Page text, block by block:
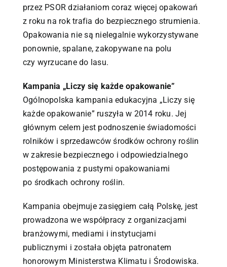
przez PSOR działaniom coraz więcej opakowań
z roku na rok trafia do bezpiecznego strumienia.
Opakowania nie są nielegalnie wykorzystywane
ponownie, spalane, zakopywane na polu
czy wyrzucane do lasu.
Kampania „Liczy się każde opakowanie”
Ogólnopolska kampania edukacyjna „Liczy się
każde opakowanie” ruszyła w 2014 roku. Jej
głównym celem jest podnoszenie świadomości
rolników i sprzedawców środków ochrony roślin
w zakresie bezpiecznego i odpowiedzialnego
postępowania z pustymi opakowaniami
po środkach ochrony roślin.
Kampania obejmuje zasięgiem całą Polskę, jest
prowadzona we współpracy z organizacjami
branżowymi, mediami i instytucjami
publicznymi i została objęta patronatem
honorowym Ministerstwa Klimatu i Środowiska.